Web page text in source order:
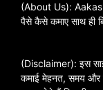
(About Us):
पैसे कैसे कमाए साथ ही
(Disclaimer): इस
कमाई मेहनत, समय और